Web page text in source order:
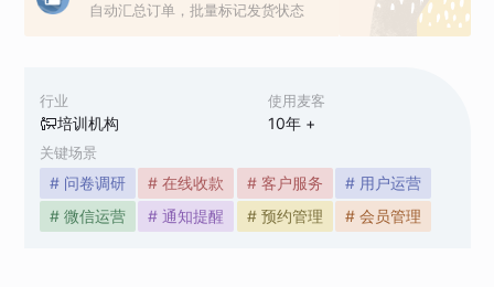
行业
培训机构
使用麦客
10年 +
关键场景
# 问卷调研 # 在线收款 # 客户服务
# 用户运营
# 微信运营
# 通知提醒 # 预约管理 # 会员管理
自动汇总订单，批量标记发货状态